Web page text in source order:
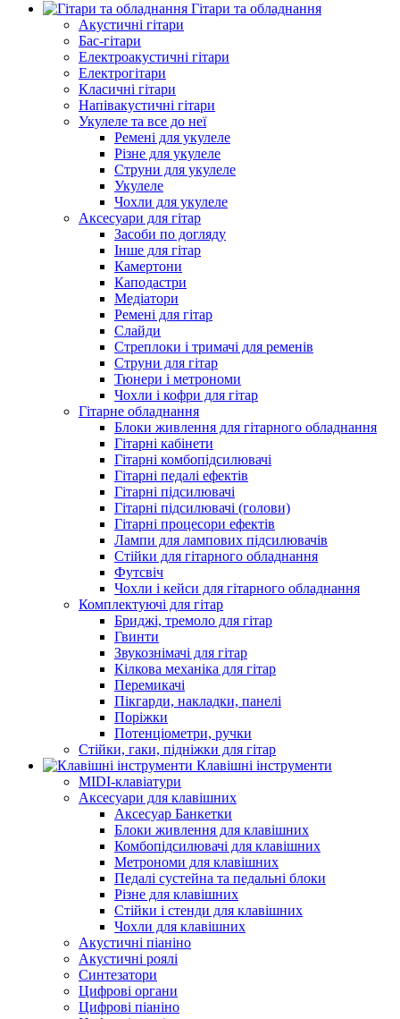
Гітари та обладнання
Акустичні гітари
Бас-гітари
Електроакустичні гітари
Електрогітари
Класичні гітари
Напівакустичні гітари
Укулеле та все до неї
Ремені для укулеле
Різне для укулеле
Струни для укулеле
Укулеле
Чохли для укулеле
Аксесуари для гітар
Засоби по догляду
Інше для гітар
Камертони
Каподастри
Медіатори
Ремені для гітар
Слайди
Стреплоки і тримачі для ременів
Струни для гітар
Тюнери і метрономи
Чохли і кофри для гітар
Гітарне обладнання
Блоки живлення для гітарного обладнання
Гітарні кабінети
Гітарні комбопідсилювачі
Гітарні педалі ефектів
Гітарні підсилювачі
Гітарні підсилювачі (голови)
Гітарні процесори ефектів
Лампи для лампових підсилювачів
Стійки для гітарного обладнання
Футсвіч
Чохли і кейси для гітарного обладнання
Комплектуючі для гітар
Бриджі, тремоло для гітар
Гвинти
Звукознімачі для гітар
Кілкова механіка для гітар
Перемикачі
Пікгарди, накладки, панелі
Поріжки
Потенціометри, ручки
Стійки, гаки, підніжки для гітар
Клавішні інструменти
MIDI-клавіатури
Аксесуари для клавішних
Аксесуар Банкетки
Блоки живлення для клавішних
Комбопідсилювачі для клавішних
Метрономи для клавішних
Педалі сустейна та педальні блоки
Різне для клавішних
Стійки і стенди для клавішних
Чохли для клавішних
Акустичні піаніно
Акустичні роялі
Синтезатори
Цифрові органи
Цифрові піаніно